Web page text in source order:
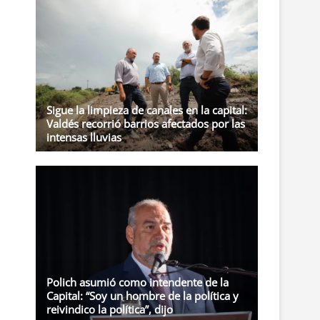
Sigue la limpieza de canales en la capital:
Valdés recorrió barrios afectados por las
intensas lluvias
Polich asumió como intendente de la
Capital: “Soy un hombre de la política y
reivindico la política”, dijo